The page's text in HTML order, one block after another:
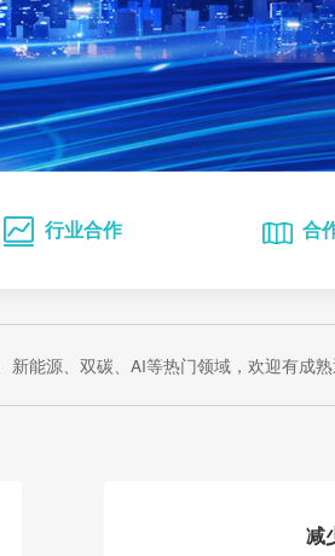
行业合作 合
能源、双碳、AI等热门领域，欢迎有成
减